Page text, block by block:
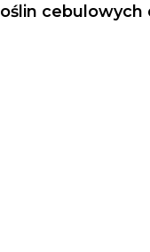
cebulowych